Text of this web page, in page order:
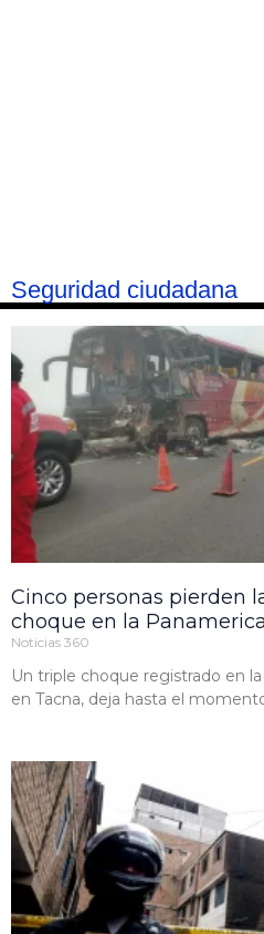
⁠⁠Seguridad ciudadana
Cinco personas pierden
choque en la
Noticias 360
Un triple choque registrado en
en Tacna, deja hasta el